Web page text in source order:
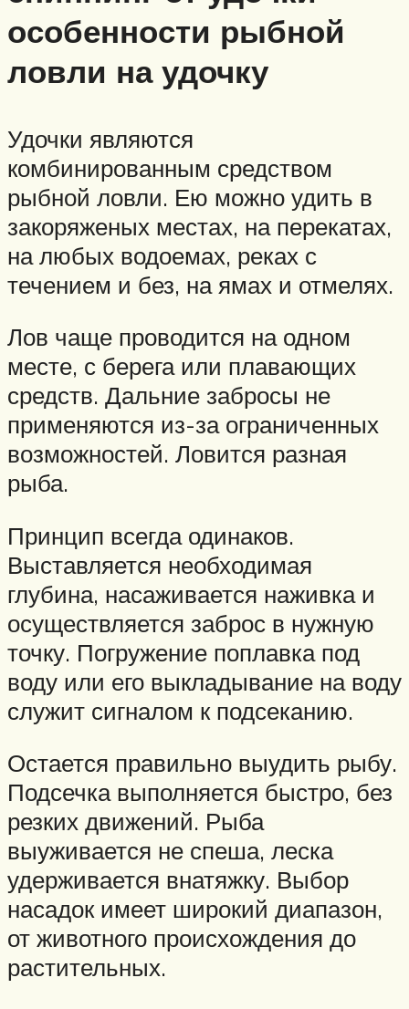
особенности рыбной
ловли на удочку
Удочки являются
комбинированным средством
рыбной ловли. Ею можно удить в
закоряженых местах, на перекатах,
на любых водоемах, реках с
течением и без, на ямах и отмелях.
Лов чаще проводится на одном
месте, с берега или плавающих
средств. Дальние забросы не
применяются из-за ограниченных
возможностей. Ловится разная
рыба.
Принцип всегда одинаков.
Выставляется необходимая
глубина, насаживается наживка и
осуществляется заброс в нужную
точку. Погружение поплавка под
воду или его выкладывание на воду
служит сигналом к подсеканию.
Остается правильно выудить рыбу.
Подсечка выполняется быстро, без
резких движений. Рыба
выуживается не спеша, леска
удерживается внатяжку. Выбор
насадок имеет широкий диапазон,
от животного происхождения до
растительных.